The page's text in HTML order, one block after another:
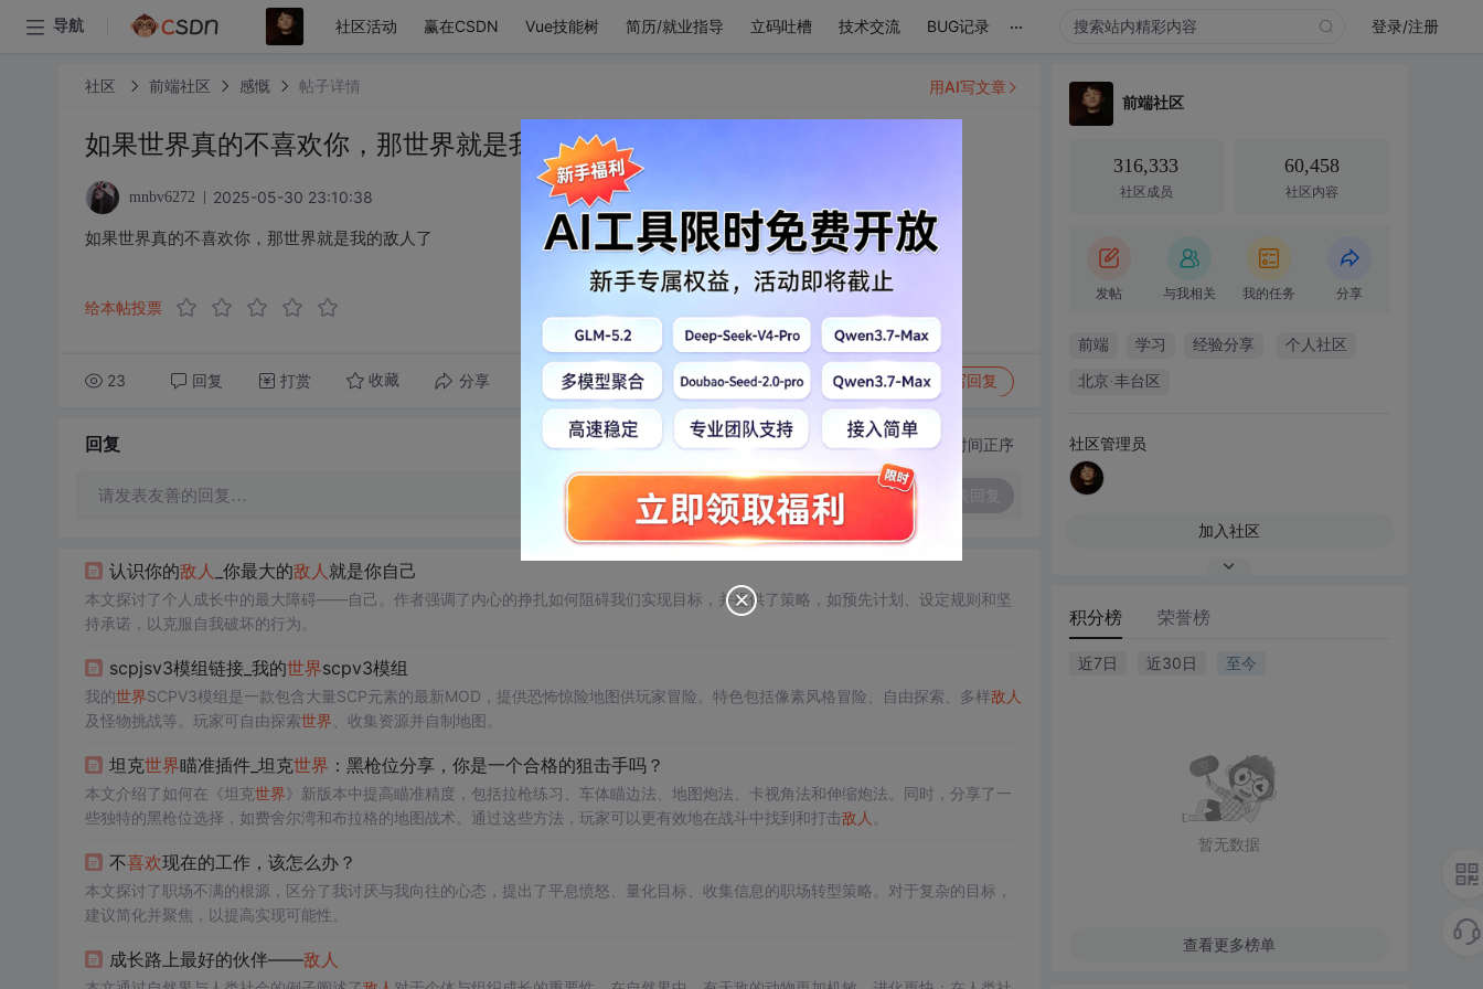
导航 社区活动 赢在CSDN Vue技能树 简历/就业指导 立码吐槽 技术交流 BUG记录 ... 登录/注册
社区 前端社区 感慨 帖子详情
如果世界真的不喜欢你，那世界就是我的敌人了
mnbv6272 2025-05-30 23:10:38
如果世界真的不喜欢你，那世界就是我的敌人了
给本帖投票
23 回复 打赏 收藏 分享 转发到动态 举报 写回复
用AI写文章
回复 切换为时间正序
请发表友善的回复…
认识你的敌人 _你最大的敌人就是你自己
本文探讨了个人成长中的最大障碍——自己。作者强调了内心的挣扎如何阻碍我们实现目标，并提供了策略，如预先计划、设定规则和坚
持承诺，以克服自我破坏的行为。
scpjsv3模组链接_我的世界scpv3模组
我的世界SCPV3模组是一款包含大量SCP元素的最新MOD，提供恐怖惊险地图供玩家冒险。特色包括像素风格冒险、自由探索、多样敌人
及怪物挑战等。玩家可自由探索世界 、收集资源并自制地图。
坦克世界瞄准插件_坦克世界 ：黑枪位分享，你是一个合格的狙击手吗？
本文介绍了如何在《坦克世界》新版本中提高瞄准精度，包括拉枪练习、车体瞄边法、地图炮法、卡视角法和伸缩炮法。同时，分享了一
些独特的黑枪位选择，如费舍尔湾和布拉格的地图战术。通过这些方法，玩家可以更有效地在战斗中找到和打击敌人
不喜欢现在的工作，该怎么办？
本文探讨了职场不满的根源，区分了我讨厌与我向往的心态，提出了平息愤怒、量化目标、收集信息的职场转型策略。对于复杂的目标，
建议简化并聚焦，以提高实现可能性。
成长路上最好的伙伴——敌人
前端社区
316,333
社区成员
60,458
社区内容
发帖 与我相关 我的任务 分享
前端 学习 经验分享 个人社区
北京·丰台区
社区管理员
加入社区
积分榜 荣誉榜
近7日 近30日 至今
暂无数据
查看更多榜单